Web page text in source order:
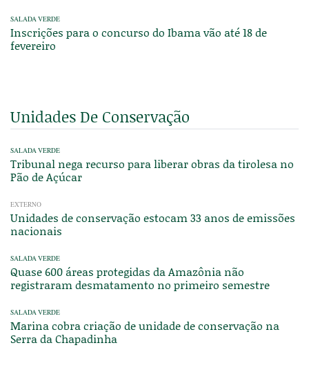
SALADA VERDE
Inscrições para o concurso do Ibama vão até 18 de
fevereiro
Unidades De Conservação
SALADA VERDE
Tribunal nega recurso para liberar obras da tirolesa no
Pão de Açúcar
EXTERNO
Unidades de conservação estocam 33 anos de emissões
nacionais
SALADA VERDE
Quase 600 áreas protegidas da Amazônia não
registraram desmatamento no primeiro semestre
SALADA VERDE
Marina cobra criação de unidade de conservação na
Serra da Chapadinha